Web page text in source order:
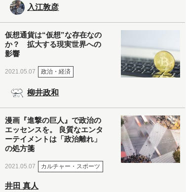
入江敦彦
仮想通貨は“仮想”な存在なの
か？ 拡大する現実世界への
影響
2021.05.07 政治・経済
柳井政和
漫画『進撃の巨人』で政治の
エッセンスを。 良質なエンタ
ーテイメントは「政治離れ」
の処方箋
2021.05.07 カルチャー・スポーツ
井田 真人